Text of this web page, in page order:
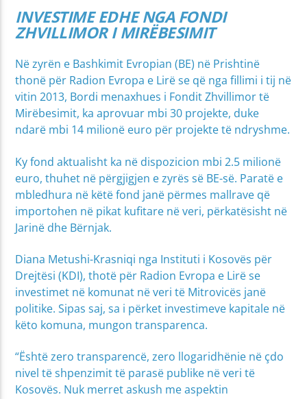
INVESTIME EDHE NGA FONDI
ZHVILLIMOR I MIRËBESIMIT
Në zyrën e Bashkimit Evropian (BE) në Prishtinë
thonë për Radion Evropa e Lirë se që nga fillimi i tij në
vitin 2013, Bordi menaxhues i Fondit Zhvillimor të
Mirëbesimit, ka aprovuar mbi 30 projekte, duke
ndarë mbi 14 milionë euro për projekte të ndryshme.
Ky fond aktualisht ka në dispozicion mbi 2.5 milionë
euro, thuhet në përgjigjen e zyrës së BE-së. Paratë e
mbledhura në këtë fond janë përmes mallrave që
importohen në pikat kufitare në veri, përkatësisht në
Jarinë dhe Bërnjak.
Diana Metushi-Krasniqi nga Instituti i Kosovës për
Drejtësi (KDI), thotë për Radion Evropa e Lirë se
investimet në komunat në veri të Mitrovicës janë
politike. Sipas saj, sa i përket investimeve kapitale në
këto komuna, mungon transparenca.
“Është zero transparencë, zero llogaridhënie në çdo
nivel të shpenzimit të parasë publike në veri të
Kosovës. Nuk merret askush me aspektin